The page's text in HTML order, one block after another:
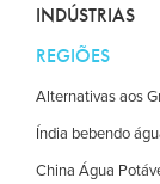
INDÚSTRIAS
REGIÕES
Alternativas aos
Índia bebendo
China Água